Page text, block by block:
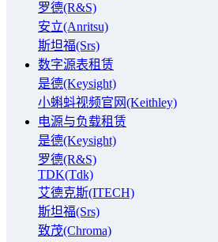
罗德(R&S)
安立(Anritsu)
斯坦福(Srs)
数字源表租赁
是德(Keysight)
小蝌蚪视频官网(Keithley)
电源与负载租赁
是德(Keysight)
罗德(R&S)
TDK(Tdk)
艾德克斯(ITECH)
斯坦福(Srs)
致茂(Chroma)